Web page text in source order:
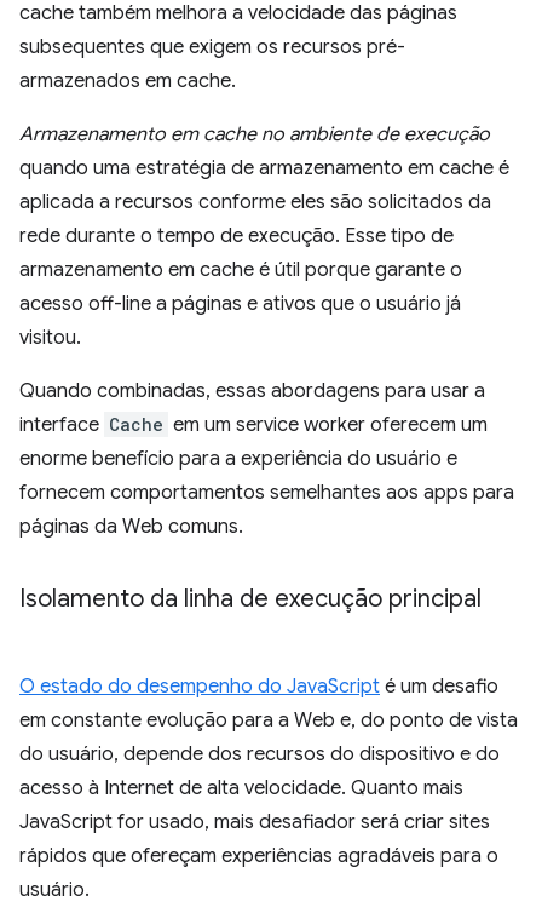
cache também melhora a velocidade das páginas
subsequentes que exigem os recursos pré-
armazenados em cache.
Armazenamento em cache no ambiente de execução
quando uma estratégia de armazenamento em cache é
aplicada a recursos conforme eles são solicitados da
rede durante o tempo de execução. Esse tipo de
armazenamento em cache é útil porque garante o
acesso off-line a páginas e ativos que o usuário já
visitou.
Quando combinadas, essas abordagens para usar a
interface Cache em um service worker oferecem um
enorme benefício para a experiência do usuário e
fornecem comportamentos semelhantes aos apps para
páginas da Web comuns.
Isolamento da linha de execução principal
O estado do desempenho do JavaScript é um desafio
em constante evolução para a Web e, do ponto de vista
do usuário, depende dos recursos do dispositivo e do
acesso à Internet de alta velocidade. Quanto mais
JavaScript for usado, mais desafiador será criar sites
rápidos que ofereçam experiências agradáveis para o
usuário.